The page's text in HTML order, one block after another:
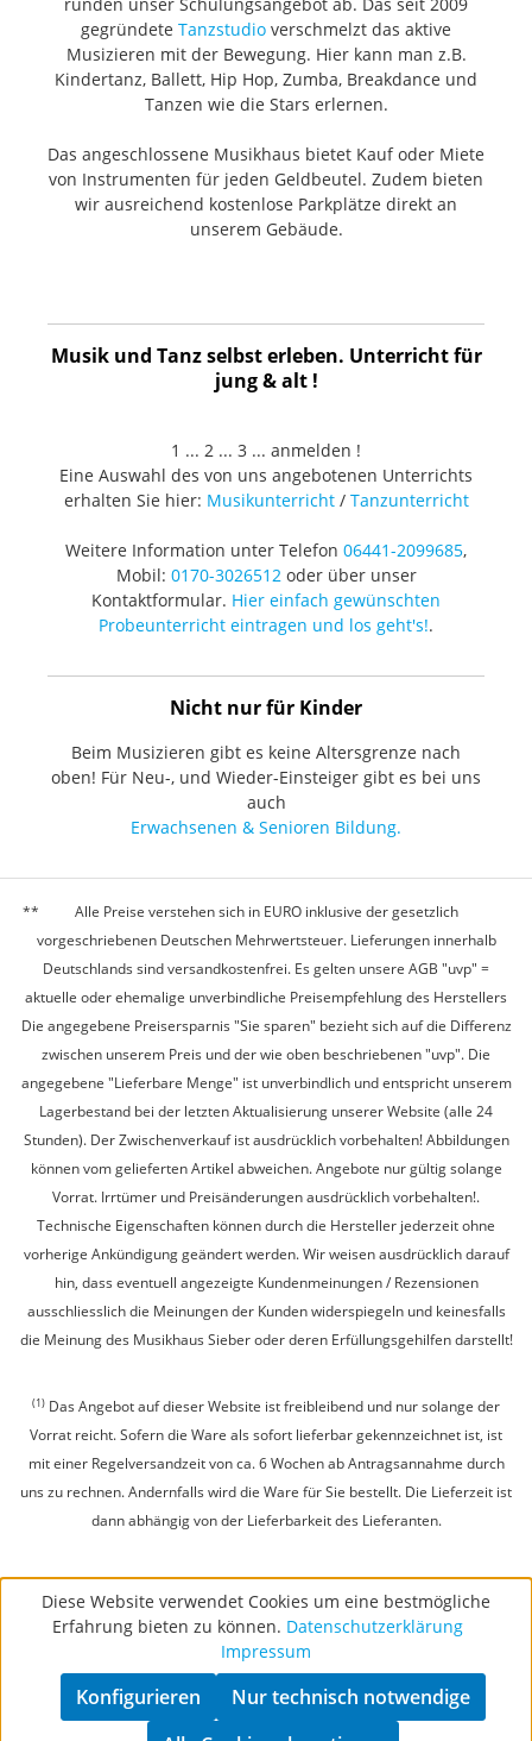
gegründete Tanzstudio verschmelzt das aktive
Musizieren mit der Bewegung. Hier kann man z.B.
Kindertanz, Ballett, Hip Hop, Zumba, Breakdance und
Tanzen wie die Stars erlernen.
Das angeschlossene Musikhaus bietet Kauf oder Miete
von Instrumenten für jeden Geldbeutel. Zudem bieten
wir ausreichend kostenlose Parkplätze direkt an
unserem Gebäude.
Musik und Tanz selbst erleben. Unterricht für
jung & alt !
1 ... 2 ... 3 ... anmelden !
Eine Auswahl des von uns angebotenen Unterrichts
erhalten Sie hier: Musikunterricht/ Tanzunterricht
Weitere Information unter Telefon 06441-2099685,
Mobil: 0170-3026512oder über unser
Kontaktformular. Hier einfach gewünschten
Probeunterricht eintragen und los geht's!.
Nicht nur für Kinder
Beim Musizieren gibt es keine Altersgrenze nach
oben! Für Neu-, und Wieder-Einsteiger gibt es bei uns
auch
Erwachsenen & Senioren Bildung.
Alle Preise verstehen sich in EURO inklusive der gesetzlich
vorgeschriebenen Deutschen Mehrwertsteuer. Lieferungen innerhalb
Deutschlands sind versandkostenfrei. Es gelten unsere AGB "uvp" =
aktuelle oder ehemalige unverbindliche Preisempfehlung des Herstellers
Die angegebene Preisersparnis "Sie sparen" bezieht sich auf die Differenz
zwischen unserem Preis und der wie oben beschriebenen "uvp". Die
angegebene "Lieferbare Menge" ist unverbindlich und entspricht unserem
Lagerbestand bei der letzten Aktualisierung unserer Website (alle 24
Stunden). Der Zwischenverkauf ist ausdrücklich vorbehalten! Abbildungen
können vom gelieferten Artikel abweichen. Angebote nur gültig solange
Vorrat. Irrtümer und Preisänderungen ausdrücklich vorbehalten!.
Technische Eigenschaften können durch die Hersteller jederzeit ohne
vorherige Ankündigung geändert werden. Wir weisen ausdrücklich darauf
hin, dass eventuell angezeigte Kundenmeinungen / Rezensionen
ausschliesslich die Meinungen der Kunden widerspiegeln und keinesfalls
die Meinung des Musikhaus Sieber oder deren Erfüllungsgehilfen darstellt!
(1) Das Angebot auf dieser Website ist freibleibend und nur solange der
Vorrat reicht. Sofern die Ware als sofort lieferbar gekennzeichnet ist, ist
mit einer Regelversandzeit von ca. 6 Wochen ab Antragsannahme durch
uns zu rechnen. Andernfalls wird die Ware für Sie bestellt. Die Lieferzeit ist
dann abhängig von der Lieferbarkeit des Lieferanten.
Diese Website verwendet Cookies um eine bestmögliche
Erfahrung bieten zu können. Datenschutzerklärung
Impressum
Nur technisch notwendige
Konfigurieren